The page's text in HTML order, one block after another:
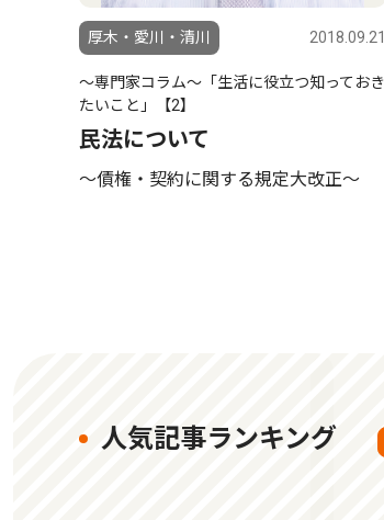
厚木・愛川・清川 2018.09.21
〜専門家コラム〜「生活に役立つ知っておき
たいこと」【2】
民法について
〜債権・契約に関する規定大改正〜
人気記事ランキング